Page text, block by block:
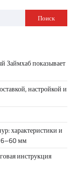
Поиск
Займхаб показывает
настройкой и
характеристики и
6–60 мм
инструкция